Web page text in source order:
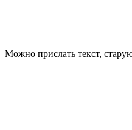
Можно прислать текст,